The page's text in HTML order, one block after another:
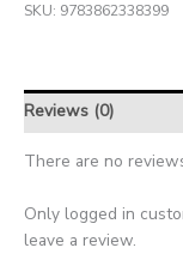
SKU: 9783862338399
Reviews (0)
There are no
Only logged in
leave a review.